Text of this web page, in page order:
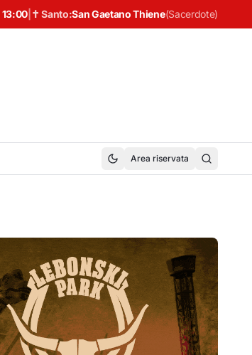
13:00 ✝ Santo:San Gaetano Thiene(Sacerdote)
Area riservata